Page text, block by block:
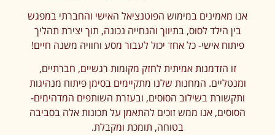
אנו מאמינים במימוש הפוטנציאל האישי והחברתי במפגש
בין הילד לסוס, בתיווך והנחייה נכונה, תוך יצירת תהליך
פיתוח אישי- כל אחד יכול לעבור מסע וחוויה משנה חיים!
זו הזדמנות אמיתית לחזק מקומות רגשיים, חברתיים,
ומנטליים. המחנות שלנו מתקיימים בסימן פיתוח מנהיגות
ותקשורת בשילוב הסוסים, ובעזרת השותפים המדהימים-
הסוסים, אנו ממש זוכים להתאמן על תכונות אלה בסביבה
בטוחה, תומכת ומקבלת.